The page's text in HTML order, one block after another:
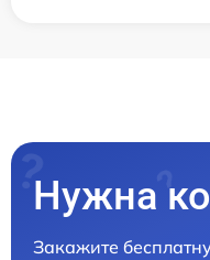
Нужна
Закажите